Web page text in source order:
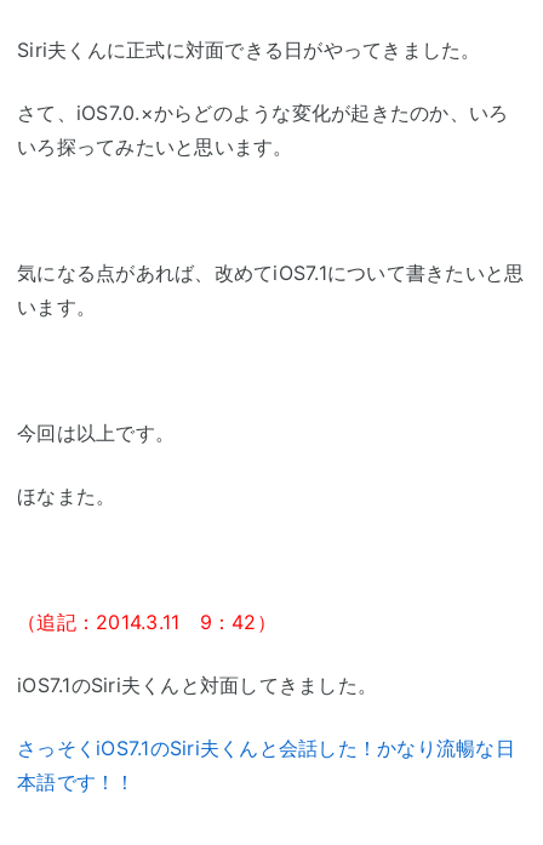
Siri夫くんに正式に対面できる日がやってきました。
さて、iOS7.0.×からどのような変化が起きたのか、いろ
いろ探ってみたいと思います。
気になる点があれば、改めてiOS7.1について書きたいと思
います。
今回は以上です。
ほなまた。
（追記：2014.3.11 9：42）
iOS7.1のSiri夫くんと対面してきました。
さっそくiOS7.1のSiri夫くんと会話した！かなり流暢な日
本語です！！